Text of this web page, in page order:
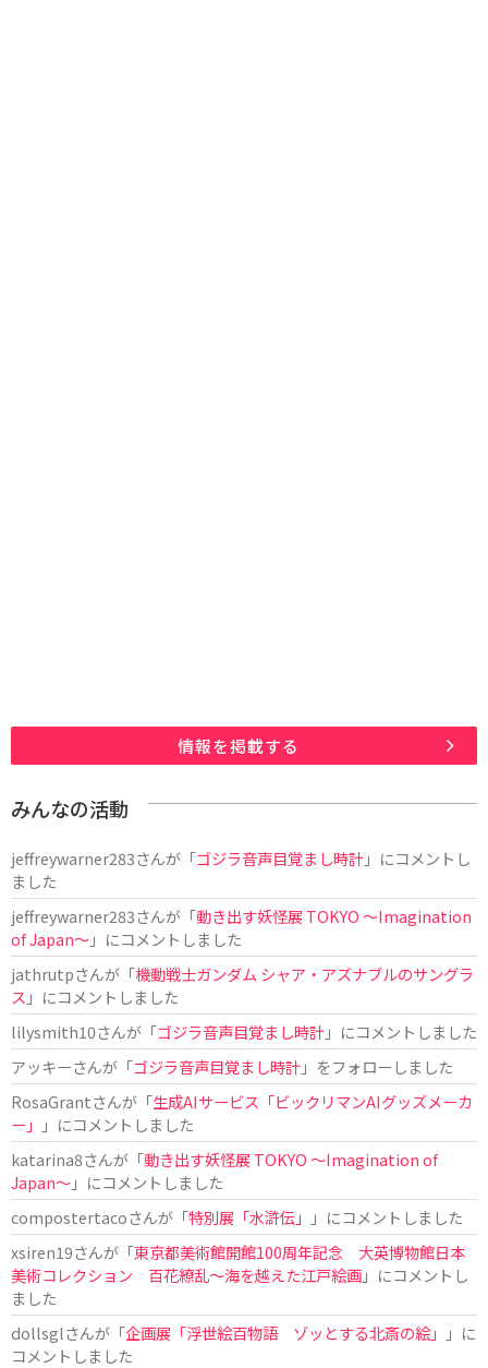
情報を掲載する
みんなの活動
jeffreywarner283さんが「ゴジラ音声目覚まし時計」にコメントし
ました
jeffreywarner283さんが「動き出す妖怪展 TOKYO 〜Imagination
of Japan〜」にコメントしました
jathrutpさんが「機動戦士ガンダム シャア・アズナブルのサングラ
ス 」にコメントしました
lilysmith10さんが「ゴジラ音声目覚まし時計」にコメントしました
アッキーさんが「ゴジラ音声目覚まし時計」をフォローしました
RosaGrantさんが「生成AIサービス「ビックリマンAIグッズメーカ
ー」
」にコメントしました
katarina8さんが「動き出す妖怪展 TOKYO 〜Imagination of
Japan〜」にコメントしました
compostertacoさんが「特別展「水滸伝」
」にコメントしました
xsiren19さんが「東京都美術館開館100周年記念 大英博物館日本
美術コレクション 百花繚乱～海を越えた江戸絵画」にコメントし
ました
dollsglさんが「企画展「浮世絵百物語 ゾッとする北斎の絵」
」に
コメントしました